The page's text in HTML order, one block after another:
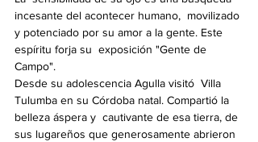
incesante del acontecer humano,  movilizado
y potenciado por su amor a la gente. Este
espíritu forja su  exposición "Gente de
Campo".
Desde su adolescencia Agulla visitó  Villa
Tulumba en su Córdoba natal. Compartió la
belleza áspera y  cautivante de esa tierra, de
sus lugareños que generosamente abrieron